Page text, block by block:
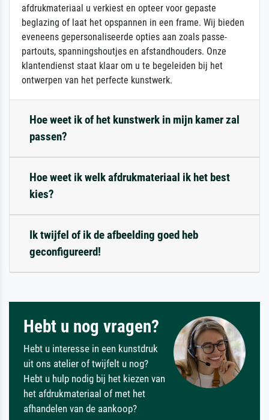
afdrukmateriaal u verkiest en opteer voor gepaste
beglazing of laat het opspannen in een frame. Wij bieden
eveneens gepersonaliseerde opties aan zoals passe-
partouts, spanningshoutjes en afstandhouders. Onze
klantendienst staat klaar om u te begeleiden bij het
ontwerpen van het perfecte kunstwerk.
Hoe weet ik of het kunstwerk in mijn kamer zal
passen?
Hoe weet ik welk afdrukmateriaal ik het best
kies?
Ik twijfel of ik de afbeelding goed heb
geconfigureerd!
Hebt u nog vragen?
Hebt u interesse in een kunstdruk
uit ons atelier of twijfelt u nog?
Hebt u hulp nodig bij het kiezen van
het afdrukmateriaal of met het
afhandelen van de aankoop?